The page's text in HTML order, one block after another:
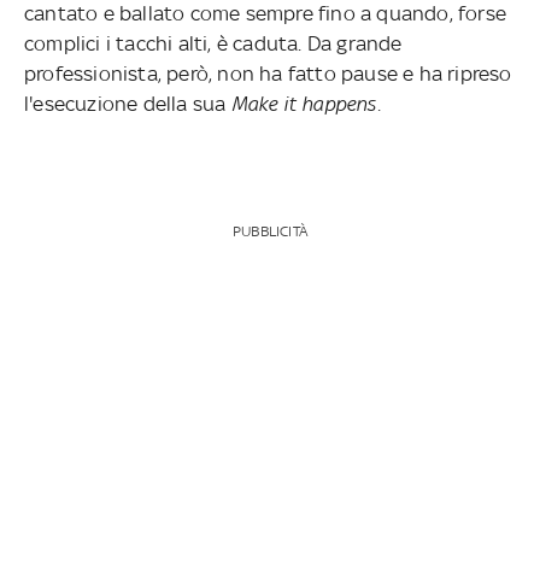
cantato e ballato come sempre fino a quando, forse
complici i tacchi alti, è caduta. Da grande
professionista, però, non ha fatto pause e ha ripreso
l'esecuzione della sua Make it happens.
PUBBLICITÀ